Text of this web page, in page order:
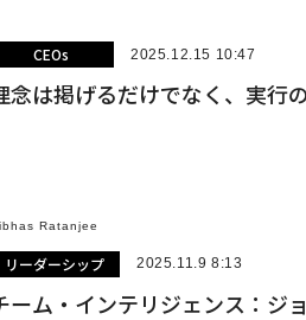
CEOs 2025.12.15 10:47
念は掲げるだけでなく、実行
Ratanjee
リーダーシップ 2025.11.9 8:13
ーム・インテリジェンス：ジ